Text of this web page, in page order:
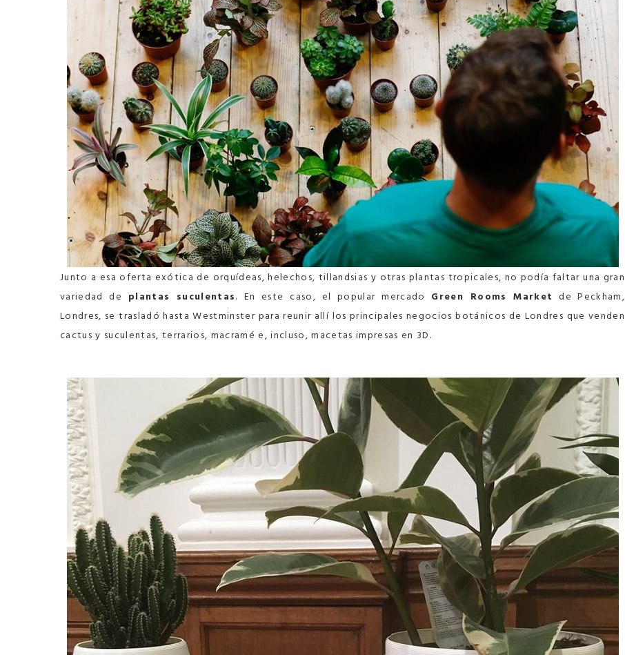
Junto a esa oferta exótica de orquídeas, helechos, tillandsias y otras plantas tropicales, no podía faltar una gran
variedad de plantas suculentas. En este caso, el popular mercado Green Rooms Market de Peckham,
Londres, se trasladó hasta Westminster para reunir allí los principales negocios botánicos de Londres que venden
cactus y suculentas, terrarios, macramé e, incluso, macetas impresas en 3D.